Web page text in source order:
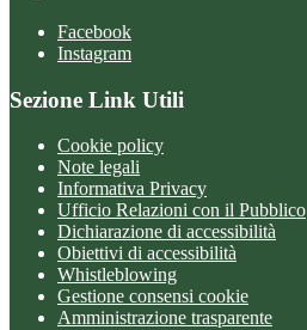
Facebook
Instagram
Sezione Link Utili
Cookie policy
Note legali
Informativa Privacy
Ufficio Relazioni con il Pubblico
Dichiarazione di accessibilità
Obiettivi di accessibilità
Whistleblowing
Gestione consensi cookie
Amministrazione trasparente